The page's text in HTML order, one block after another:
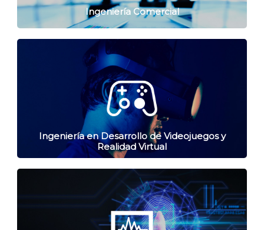
Ingeniería Comercial
Ingeniería en Desarrollo de Videojuegos y
Realidad Virtual